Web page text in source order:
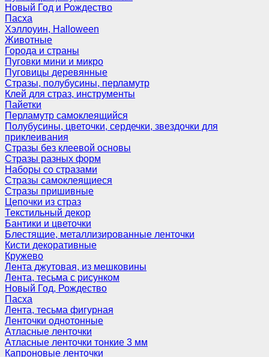
Новый Год и Рождество
Пасха
Хэллоуин, Halloween
Животные
Города и страны
Пуговки мини и микро
Пуговицы деревянные
Стразы, полубусины, перламутр
Клей для страз, инструменты
Пайетки
Перламутр самоклеящийся
Полубусины, цветочки, сердечки, звездочки для
приклеивания
Стразы без клеевой основы
Стразы разных форм
Наборы со стразами
Стразы самоклеящиеся
Стразы пришивные
Цепочки из страз
Текстильный декор
Бантики и цветочки
Блестящие, металлизированные ленточки
Кисти декоративные
Кружево
Лента джутовая, из мешковины
Лента, тесьма с рисунком
Новый Год, Рождество
Пасха
Лента, тесьма фигурная
Ленточки однотонные
Атласные ленточки
Атласные ленточки тонкие 3 мм
Капроновые ленточки